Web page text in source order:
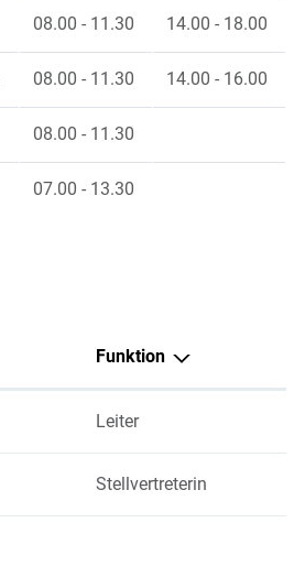
08.00 - 11.30 14.00 - 18.00
08.00 - 11.30 14.00 - 16.00
08.00 - 11.30
07.00 - 13.30
Funktion
Leiter
Stellvertreterin